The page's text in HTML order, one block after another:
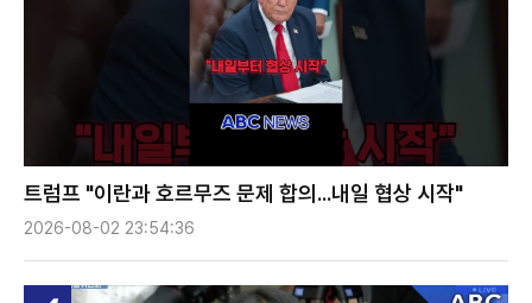
트럼프 "이란과 호르무즈 문제 합의...내일 협상 시작"
2026-08-02 23:54:36